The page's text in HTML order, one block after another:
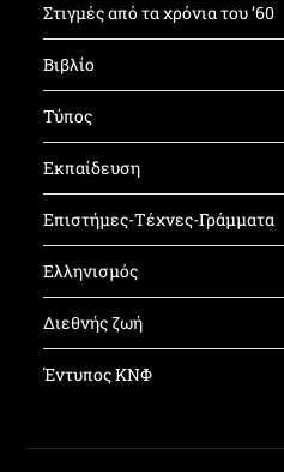
Στιγμές από τα χρόνια του ’60
Βιβλίο
Τύπος
Εκπαίδευση
Επιστήμες-Τέχνες-Γράμματα
Ελληνισμός
Διεθνής ζωή
Έντυπος ΚΝΦ